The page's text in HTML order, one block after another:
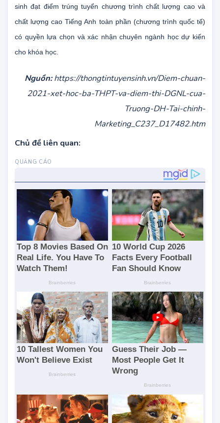
đủ thông tin và upload file ảnh 3x4 để làm thẻ sinh viên. Thí
sinh đạt điểm trúng tuyển chương trình chất lượng cao và
chất lượng cao Tiếng Anh toàn phần (chương trình quốc tế)
có quyền lựa chọn và xác nhận chuyên ngành học dự kiến
Nguồn:https://thongtintuyensinh.vn/Diem-chuan-
2021-xet-hoc-ba-THPT-va-diem-thi-DGNL-cua-
Truong-DH-Tai-chinh-
Chủ đề liên quan: